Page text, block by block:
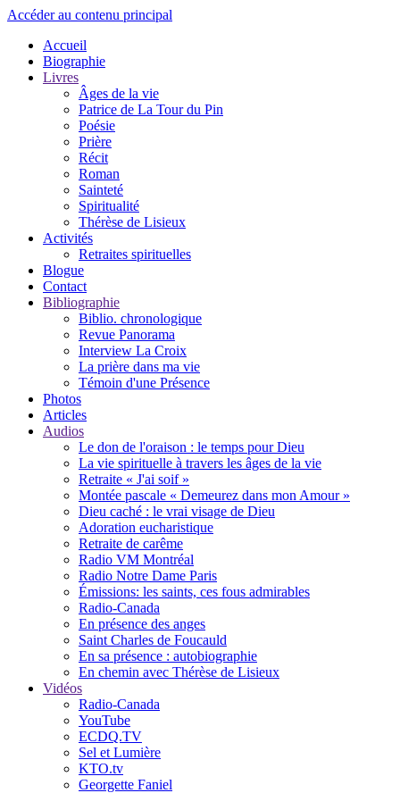
Accéder au contenu principal
Accueil
Biographie
Livres
Âges de la vie
Patrice de La Tour du Pin
Poésie
Prière
Récit
Roman
Sainteté
Spiritualité
Thérèse de Lisieux
Activités
Retraites spirituelles
Blogue
Contact
Bibliographie
Biblio. chronologique
Revue Panorama
Interview La Croix
La prière dans ma vie
Témoin d'une Présence
Photos
Articles
Audios
Le don de l'oraison : le temps pour Dieu
La vie spirituelle à travers les âges de la vie
Retraite « J'ai soif »
Montée pascale « Demeurez dans mon Amour »
Dieu caché : le vrai visage de Dieu
Adoration eucharistique
Retraite de carême
Radio VM Montréal
Radio Notre Dame Paris
Émissions: les saints, ces fous admirables
Radio-Canada
En présence des anges
Saint Charles de Foucauld
En sa présence : autobiographie
En chemin avec Thérèse de Lisieux
Vidéos
Radio-Canada
YouTube
ECDQ.TV
Sel et Lumière
KTO.tv
Georgette Faniel